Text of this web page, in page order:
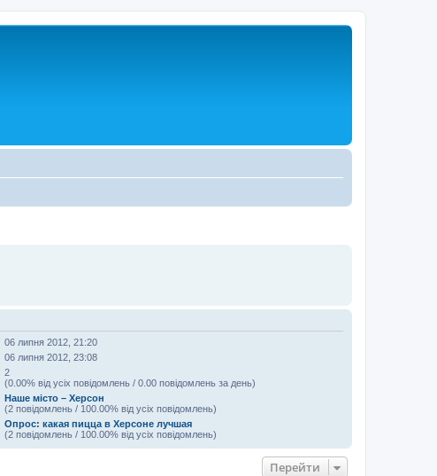
06 липня 2012, 21:20
06 липня 2012, 23:08
2
(0.00% від усіх повідомлень / 0.00 повідомлень за день)
Наше місто – Херсон
(2 повідомлень / 100.00% від усіх повідомлень)
Опрос: какая пицца в Херсоне лучшая
(2 повідомлень / 100.00% від усіх повідомлень)
Перейти